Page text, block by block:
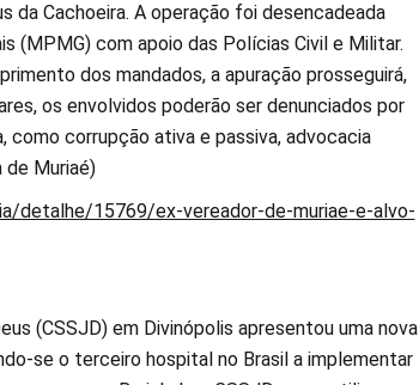
da Cachoeira. A operação foi desencadeada
(MPMG) com apoio das Polícias Civil e Militar.
dos mandados, a apuração prosseguirá,
os envolvidos poderão ser denunciados por
como corrupção ativa e passiva, advocacia
de Muriaé)
detalhe/15769/ex-vereador-de-muriae-e-alvo-
(CSSJD) em Divinópolis apresentou uma nova
se o terceiro hospital no Brasil a implementar